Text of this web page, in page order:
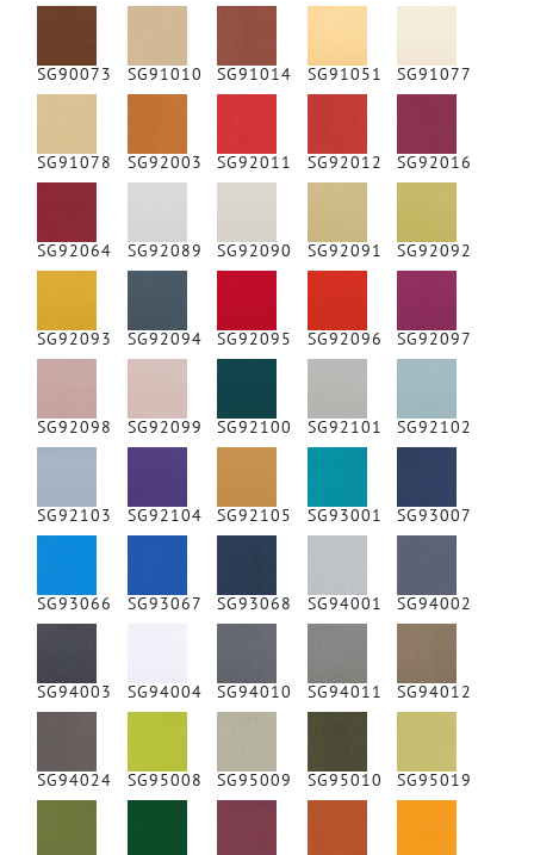
SG90073 SG91010 SG91014 SG91051 SG91077
SG91078 SG92003 SG92011 SG92012 SG92016
SG92064 SG92089 SG92090 SG92091 SG92092
SG92093 SG92094 SG92095 SG92096 SG92097
SG92098 SG92099 SG92100 SG92101 SG92102
SG92103 SG92104 SG92105 SG93001 SG93007
SG93066 SG93067 SG93068 SG94001 SG94002
SG94003 SG94004 SG94010 SG94011 SG94012
SG94024 SG95008 SG95009 SG95010 SG95019